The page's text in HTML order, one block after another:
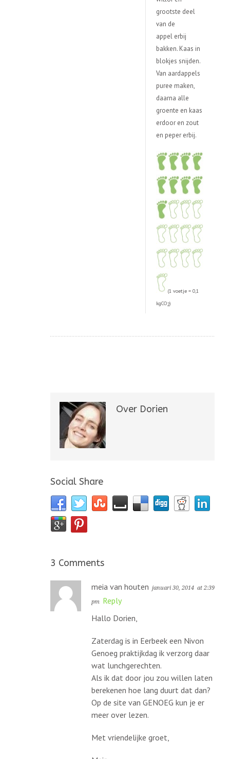
grootste deel
van de
appel erbij
bakken. Kaas in
blokjes snijden.
Van aardappels
puree maken,
daarna alle
groente en kaas
erdoor en zout
en peper erbij.
(1 voetje = 0,1
kgCO2)
Over Dorien
Social Share
3 Comments
meia van houten januari 30, 2014 at 2:39
pm Reply
Hallo Dorien,
Zaterdag is in Eerbeek een Nivon
Genoeg praktijkdag ik verzorg daar
wat lunchgerechten.
Als ik dat door jou zou willen laten
berekenen hoe lang duurt dat dan?
Op de site van GENOEG kun je er
meer over lezen.
Met vriendelijke groet,